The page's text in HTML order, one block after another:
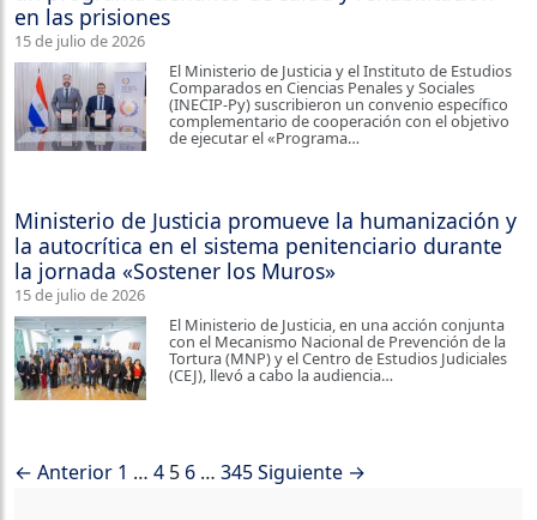
en las prisiones
15 de julio de 2026
El Ministerio de Justicia y el Instituto de Estudios
Comparados en Ciencias Penales y Sociales
(INECIP-Py) suscribieron un convenio específico
complementario de cooperación con el objetivo
de ejecutar el «Programa…
Ministerio de Justicia promueve la humanización y
la autocrítica en el sistema penitenciario durante
la jornada «Sostener los Muros»
15 de julio de 2026
El Ministerio de Justicia, en una acción conjunta
con el Mecanismo Nacional de Prevención de la
Tortura (MNP) y el Centro de Estudios Judiciales
(CEJ), llevó a cabo la audiencia…
← Anterior 1 … 4 5 6 … 345Siguiente →